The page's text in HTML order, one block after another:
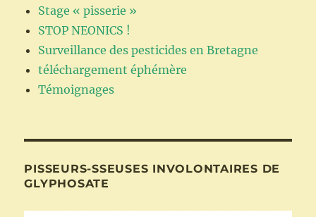
Stage « pisserie »
STOP NEONICS !
Surveillance des pesticides en Bretagne
téléchargement éphémère
Témoignages
PISSEURS-SSEUSES INVOLONTAIRES DE
GLYPHOSATE